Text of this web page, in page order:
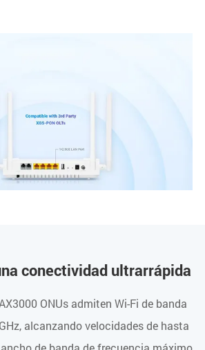
conectividad ultrarrápida
ONUs admiten Wi-Fi de banda
alcanzando velocidades de hasta